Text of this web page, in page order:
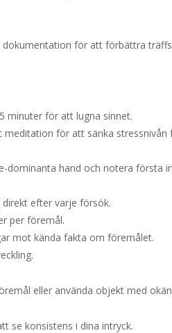
för att förbättra
minuter för att lugna sinnet.
meditation för att sänka stressnivån
dominanta hand och notera första
direkt efter varje försök.
per föremål.
mot kända fakta om föremålet.
eller använda objekt med
se konsistens i dina intryck.